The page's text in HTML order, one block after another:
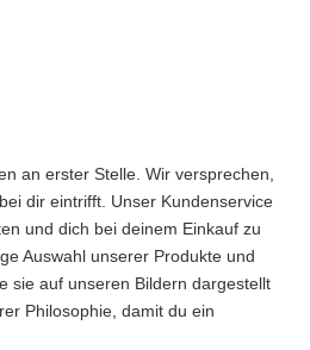
an erster Stelle. Wir versprechen,
dir eintrifft. Unser Kundenservice
und dich bei deinem Einkauf zu
Auswahl unserer Produkte und
sie auf unseren Bildern dargestellt
Philosophie, damit du ein